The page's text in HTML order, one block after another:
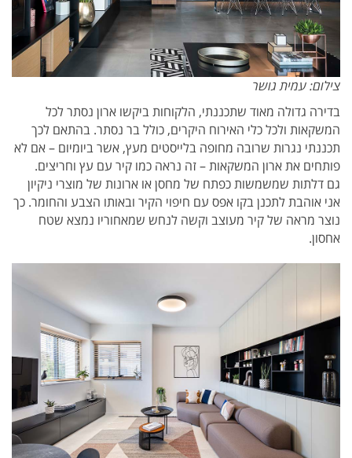
צילום: עמית גושר
בדירה גדולה מאוד שתכננתי, הלקוחות ביקשו ארון נסתר לכל
המשקאות ולכל כלי האירוח היקרים, כולל בר נסתר. בהתאם לכך
תכננתי נגרות שרובה מחופה בלייסטים מעץ, אשר ביומיום – אם לא
פותחים את ארון המשקאות – זה נראה כמו קיר עם עץ וחריצים.
גם דלתות שמשמשות כפתח של מחסן או ארונות של מוצרי ניקיון
אני אוהבת לתכנן בקו אפס עם חיפוי הקיר ובאותו הצבע והחומר. כך
נוצר מראה של קיר מעוצב וקשה לנחש שמאחוריו נמצא שטח
אחסון.